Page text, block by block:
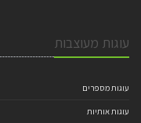
עוגות מעוצבות
עוגות מספרים
עוגות אותיות